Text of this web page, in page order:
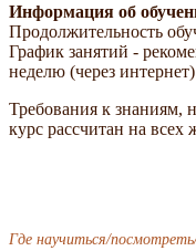
Информация об
Продолжительность
График занятий -
неделю (через интернет)
Требования к знаниям,
курс рассчитан на
Где научиться/